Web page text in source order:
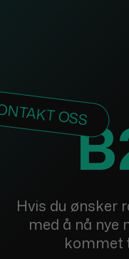
OSS
Hvis du ønsker
med å nå nye
kommet